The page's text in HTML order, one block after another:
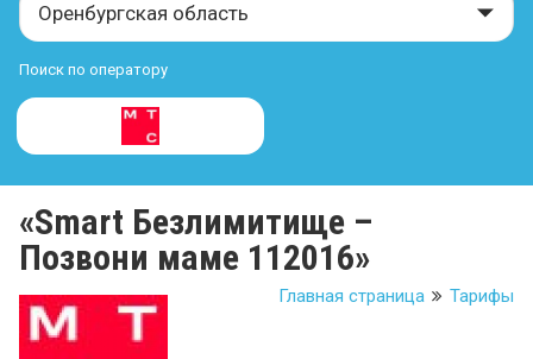
Оренбургская область
Поиск по оператору
«Smart Безлимитище –
Позвони маме 112016»
Главная страница Тарифы